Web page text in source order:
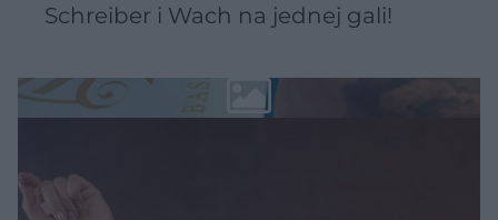
Schreiber i Wach na jednej gali!